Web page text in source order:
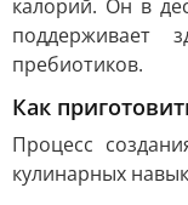
калорий. Он в
поддерживает
пребиотиков.
Как
Процесс
кулинарных